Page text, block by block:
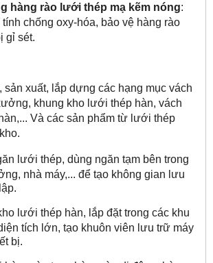
hàng rào lưới thép mạ kẽm nóng:
chống oxy-hóa, bảo vệ hàng rào
gỉ sét.
sản xuất, lắp dựng các hạng mục vách
khung kho lưới thép hàn, vách
Và các sản phẩm từ lưới thép
lưới thép, dùng ngăn tạm bên trong
nhà máy,... để tạo không gian lưu
lưới thép hàn, lắp đặt trong các khu
tích lớn, tạo khuôn viên lưu trữ máy
bị.